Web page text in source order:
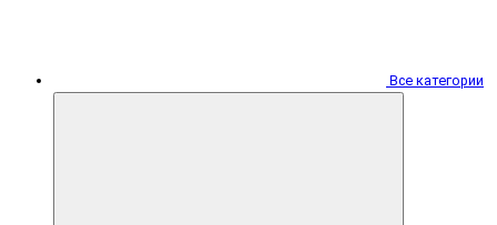
Все категории